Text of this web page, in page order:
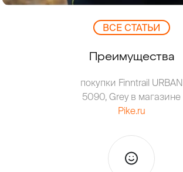
ВCЕ СТАТЬИ
Преимущества
покупки Finntrail URBAN
5090, Grey в магазине
Pike.ru